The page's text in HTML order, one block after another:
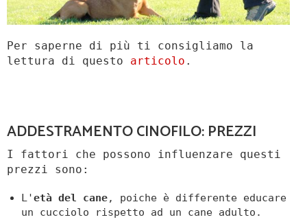
Per saperne di più ti consigliamo la
lettura di questo articolo .
ADDESTRAMENTO CINOFILO: PREZZI
I fattori che possono influenzare questi
prezzi sono:
L'età del cane, poiche è differente educare
un cucciolo rispetto ad un cane adulto.